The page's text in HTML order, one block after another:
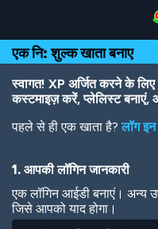
Top
of
Page
Navigation
Main
Content
Footer
main
content
एक नि: शुल्क खाता बनाए
स्वागत! XP अर्जित करने के
कस्टमाइज़ करें, प्लेलिस्ट बनाएं,
पहले से ही एक खाता है?लॉग
1. आपकी लॉगिन जानकारी
एक लॉगिन आईडी बनाएं। अन्य
जिसे आपको याद होगा।